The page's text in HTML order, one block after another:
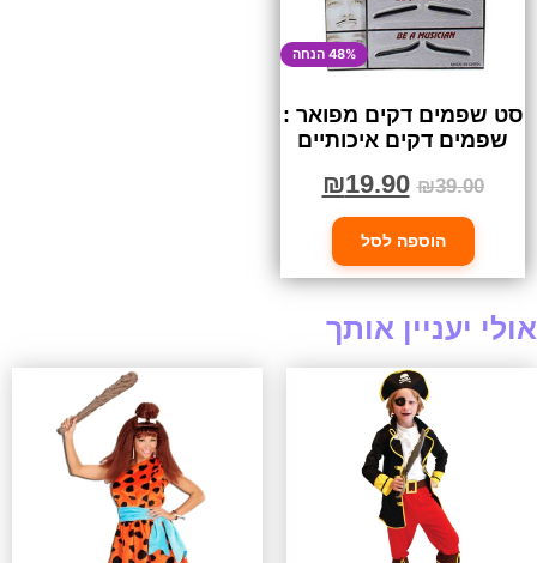
48% הנחה
סט שפמים דקים מפואר :
שפמים דקים איכותיים
₪39.00
₪19.90
הוספה לסל
אולי יעניין אותך